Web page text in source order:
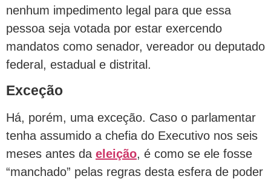
nenhum impedimento legal para que essa
pessoa seja votada por estar exercendo
mandatos como senador, vereador ou deputado
federal, estadual e distrital.
Exceção
Há, porém, uma exceção. Caso o parlamentar
tenha assumido a chefia do Executivo nos seis
meses antes da eleição, é como se ele fosse
“manchado” pelas regras desta esfera de poder